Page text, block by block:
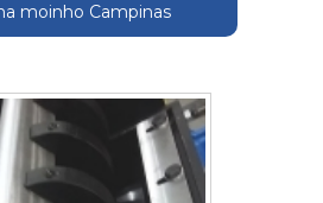
moinho Campinas